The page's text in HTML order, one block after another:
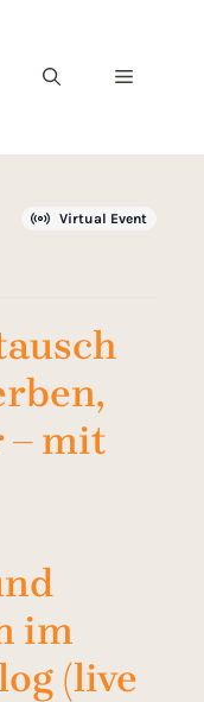
Virtual Event
– mit
im
(live